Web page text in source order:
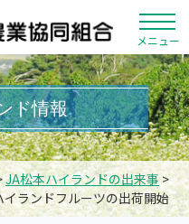
メニュー
ド情報
JA松本ハイランドの出来事 >
ランドフルーツの出荷開始